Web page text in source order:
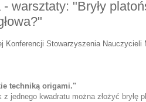
- warsztaty: "Bryły
Konferencji Stowarzyszenia Nauczycieli
techniką origami."
jednego kwadratu można złożyć